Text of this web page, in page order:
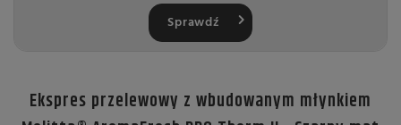
Sprawdź
Ekspres przelewowy z wbudowanym młynkiem